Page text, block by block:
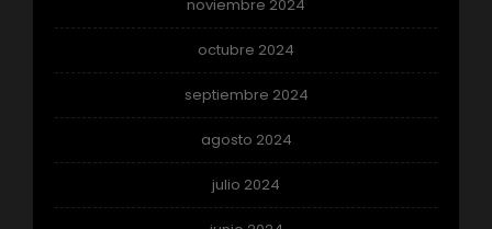
noviembre 2024
octubre 2024
septiembre 2024
agosto 2024
julio 2024